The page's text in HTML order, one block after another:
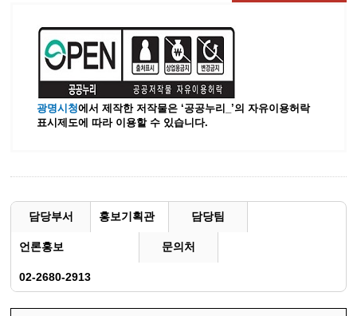
광명시청에서 제작한 저작물은 ‘공공누리_’의 자유이용허락
표시제도에 따라 이용할 수 있습니다.
담당부서 홍보기획관 담당팀
언론홍보 문의처
02-2680-2913